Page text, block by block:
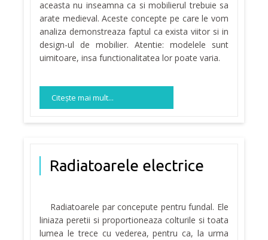
aceasta nu inseamna ca si mobilierul trebuie sa
arate medieval. Aceste concepte pe care le vom
analiza demonstreaza faptul ca exista viitor si in
design-ul de mobilier. Atentie: modelele sunt
uimitoare, insa functionalitatea lor poate varia.
Citeşte mai mult...
Radiatoarele electrice
Radiatoarele par concepute pentru fundal. Ele
liniaza peretii si proportioneaza colturile si toata
lumea le trece cu vederea, pentru ca, la urma